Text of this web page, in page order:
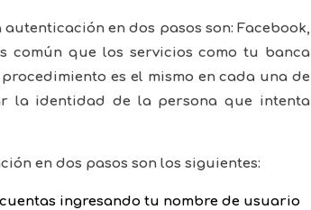
en dos pasos son: Facebook,
común que los servicios como tu banca
es el mismo en cada una de
la identidad de la persona que intenta
en dos pasos son los siguientes:
ingresando tu nombre de usuario